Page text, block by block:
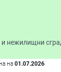
нежилищни
на 01.07.2026